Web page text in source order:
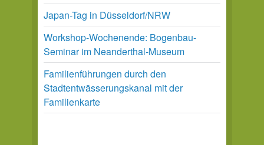
Japan-Tag in Düsseldorf/NRW
Workshop-Wochenende: Bogenbau-
Seminar im Neanderthal-Museum
Familienführungen durch den
Stadtentwässerungskanal mit der
Familienkarte